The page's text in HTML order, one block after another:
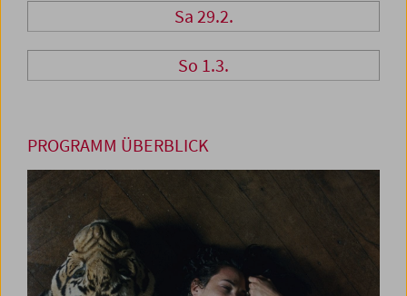
Sa 29.2.
So 1.3.
PROGRAMM ÜBERBLICK